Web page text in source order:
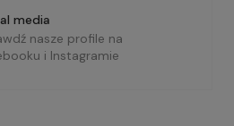
media
nasze profile na
i Instagramie